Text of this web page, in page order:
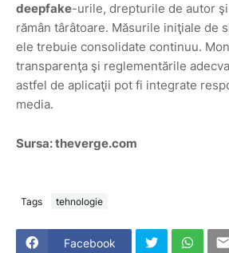
deepfake-urile, drepturile de autor
rămân târâtoare. Măsurile iniţiale de
ele trebuie consolidate continuu.
transparenţa şi reglementările
astfel de aplicaţii pot fi integrate
media.
Sursa: theverge.com
Tags tehnologie
Facebook